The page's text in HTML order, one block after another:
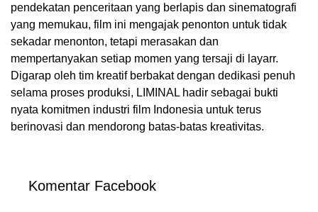
pendekatan penceritaan yang berlapis dan sinematografi
yang memukau, film ini mengajak penonton untuk tidak
sekadar menonton, tetapi merasakan dan
mempertanyakan setiap momen yang tersaji di layarr.
Digarap oleh tim kreatif berbakat dengan dedikasi penuh
selama proses produksi, LIMINAL hadir sebagai bukti
nyata komitmen industri film Indonesia untuk terus
berinovasi dan mendorong batas-batas kreativitas.
Komentar Facebook